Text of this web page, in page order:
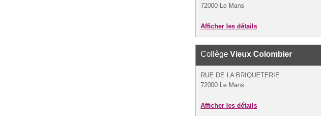
72000 Le Mans
Afficher les détails
Collège Vieux Colombier
RUE DE LA BRIQUETERIE
72000 Le Mans
Afficher les détails